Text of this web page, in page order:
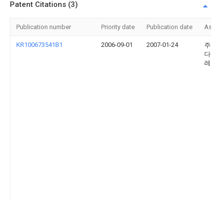
Patent Citations (3)
Publication number Priority date Publication date
KR100673541B1 2006-09-01 2007-01-24
주식
다우
레이